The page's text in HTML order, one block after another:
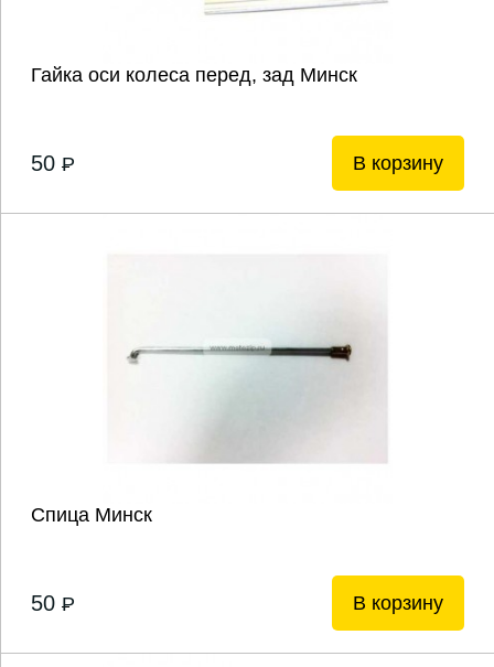
Гайка оси колеса перед, зад Минск
50 P В корзину
Спица Минск
50 P В корзину